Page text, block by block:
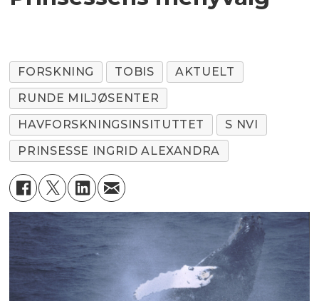
FORSKNING TOBIS
AKTUELT
RUNDE MILJØSENTER
HAVFORSKNINGSINSITUTTET
S NVI
PRINSESSE INGRID ALEXANDRA